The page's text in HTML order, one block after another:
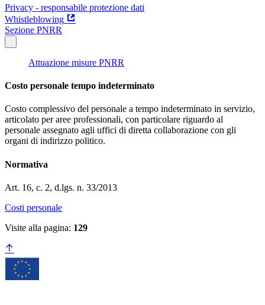
Privacy - responsabile protezione dati
Whistleblowing
Sezione PNRR
Attuazione misure PNRR
Costo personale tempo indeterminato
Costo complessivo del personale a tempo indeterminato in servizio,
articolato per aree professionali, con particolare riguardo al
personale assegnato agli uffici di diretta collaborazione con gli
organi di indirizzo politico.
Normativa
Art. 16, c. 2, d.lgs. n. 33/2013
Costi personale
Visite alla pagina: 129